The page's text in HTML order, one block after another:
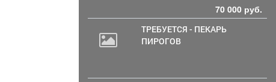
70 000 руб.
ТРЕБУЕТСЯ - ПЕКАРЬ
ПИРОГОВ